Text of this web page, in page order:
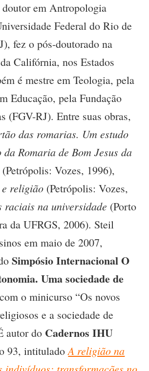
em Antropologia
Federal do Rio de
fez o pós-doutorado na
Califórnia, nos Estados
é mestre em Teologia, pela
Educação, pela Fundação
(FGV-RJ). Entre suas obras,
das romarias. Um estudo
Romaria de Bom Jesus da
(Petrópolis: Vozes, 1996),
religião (Petrópolis: Vozes,
raciais na universidade (Porto
da UFRGS, 2006). Steil
em maio de 2007,
Simpósio Internacional O
Uma sociedade de
o minicurso “Os novos
e a sociedade de
autor do Cadernos IHU
93, intituladoA religião na